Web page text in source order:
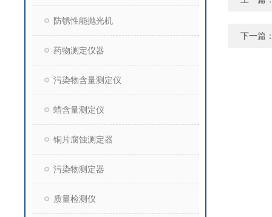
防锈性能抛光机
药物测定仪器
污染物含量测定仪
蜡含量测定仪
铜片腐蚀测定器
污染物测定器
质量检测仪
下一篇